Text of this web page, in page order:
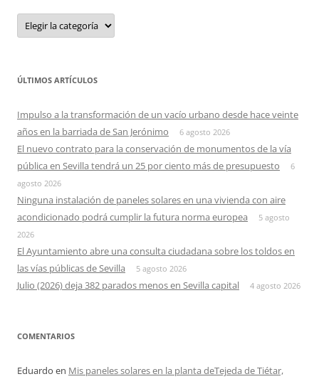
Categorias
ÚLTIMOS ARTÍCULOS
Impulso a la transformación de un vacío urbano desde hace veinte
años en la barriada de San Jerónimo
6 agosto 2026
El nuevo contrato para la conservación de monumentos de la vía
pública en Sevilla tendrá un 25 por ciento más de presupuesto
6
agosto 2026
Ninguna instalación de paneles solares en una vivienda con aire
acondicionado podrá cumplir la futura norma europea
5 agosto
2026
El Ayuntamiento abre una consulta ciudadana sobre los toldos en
las vías públicas de Sevilla
5 agosto 2026
Julio (2026) deja 382 parados menos en Sevilla capital 4 agosto 2026
COMENTARIOS
Eduardo en Mis paneles solares en la planta deTejeda de Tiétar,